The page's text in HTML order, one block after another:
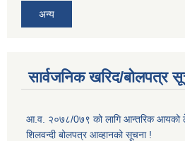
अन्य
सार्वजनिक खरिद/बोलपत्र
आ.व. २०७८/0७९ को लागि आन्तरिक आयको
शिलवन्दी बोलपत्र आव्हानको सूचना !